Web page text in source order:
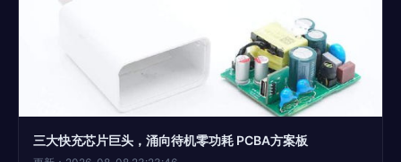
三大快充芯片巨头，涌向待机零功耗 PCBA方案板